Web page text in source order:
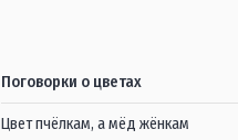
Поговорки о цветах
Цвет пчёлкам, а мёд жёнкам